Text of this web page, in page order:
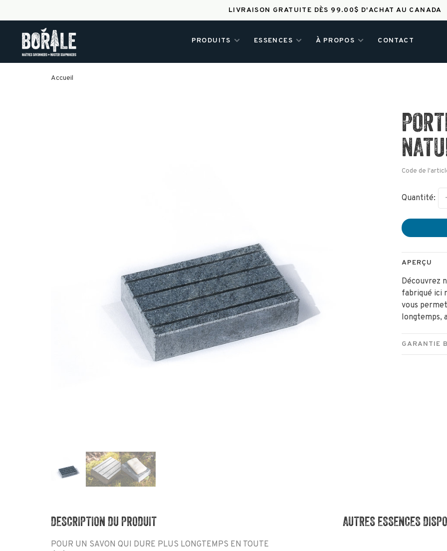
LIVRAISON GRATUITE DÈS 99.00$ D'ACHAT AU CANADA
PRODUITS ESSENCES À PROPOS CONTACT
Accueil
Code de
Quantité: -
APERÇU
Découvrez
fabriqué ici
vous
longtemps,
GARANTIE
DESCRIPTION DU PRODUIT
POUR UN SAVON QUI DURE PLUS LONGTEMPS EN TOUTE
AUTRES ESSENCES